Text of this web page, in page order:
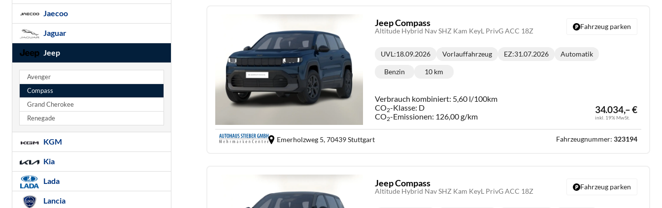
Jeep Compass
Altitude Hybrid Nav SHZ Kam KeyL PrivG ACC 18Z
34.034,– €
inkl. 19% MwSt.
Lieferzeit:
UVL:18.09.2026 Vorlauffahrzeug EZ:31.07.2026
Getriebe:
Automatik
Kraftstoff:
Benzin
Kilometerstand:
10 km
Verbrauch kombiniert: 5,60 l/100km
CO2-Klasse: D
CO2-Emissionen: 126,00 g/km
Fahrzeug parken
Emerholzweg 5,70439 Stuttgart Fahrzeugnummer: 323194
Jeep Compass
Altitude Hybrid Nav SHZ Kam KeyL PrivG ACC 18Z
Fahrzeug parken
Jaecoo
Jaguar
Jeep
Avenger
Compass
Grand Cherokee
Renegade
KGM
Kia
Lada
Lancia